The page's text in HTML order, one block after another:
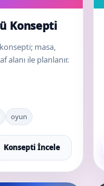
Konsepti
masa,
alanı ile planlanır.
oyun
Konsepti İncele